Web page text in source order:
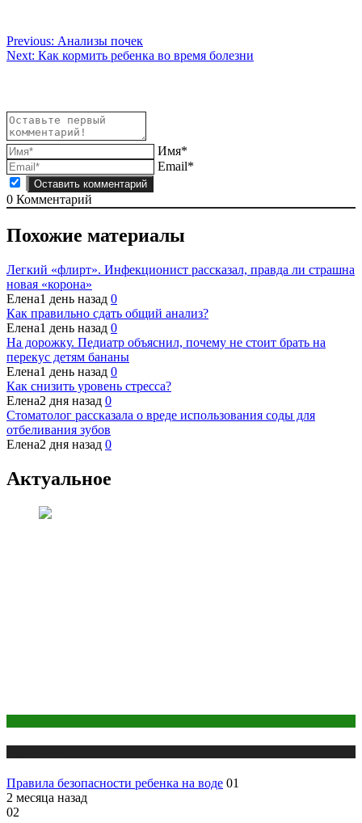
Навигация
по
Previous: Анализы почек
Next: Как кормить ребенка во время болезни
Имя*
Email*
0 Комментарий
Похожие материалы
Легкий «флирт». Инфекционист рассказал, правда ли страшна
новая «корона»
Елена1 день назад 0
Как правильно сдать общий анализ?
Елена1 день назад 0
На дорожку. Педиатр объяснил, почему не стоит брать на
перекус детям бананы
Елена1 день назад 0
Как снизить уровень стресса?
Елена2 дня назад 0
Стоматолог рассказала о вреде использования соды для
отбеливания зубов
Елена2 дня назад 0
Актуальное
Правила безопасности ребенка на воде 01
2 месяца назад
02